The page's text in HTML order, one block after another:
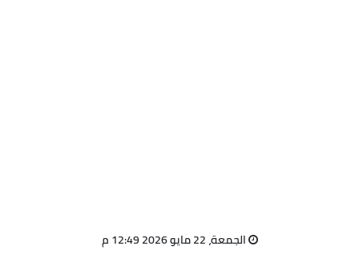
الجمعة، 22 مايو 2026 12:49 م